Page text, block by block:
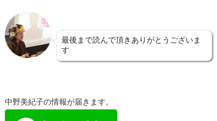
最後まで読んで頂きありがとうございま
す
中野美紀子の情報が届きます。